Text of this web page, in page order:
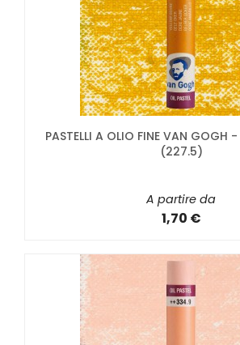
PASTELLI A OLIO FINE VAN GOGH
(227.5)
A partire da
1,70 €